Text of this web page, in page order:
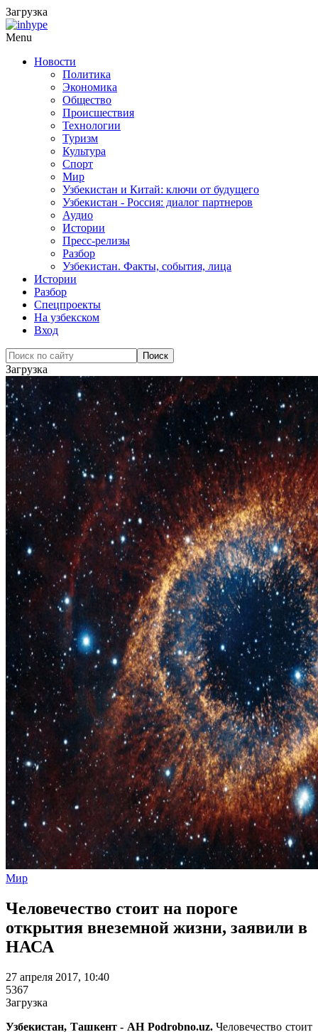
Загрузка
Menu
Новости
Политика
Экономика
Общество
Происшествия
Технологии
Туризм
Культура
Спорт
Мир
Узбекистан и Китай: ключи от будущего
Узбекистан - Россия: диалог партнеров
Аудио
Истории
Пресс-релизы
Разбор
Узбекистан. Факты, события, лица
Истории
Разбор
Спецпроекты
На узбекском
Вход
Загрузка
Мир
Человечество стоит на пороге
открытия внеземной жизни, заявили в
НАСА
27 апреля 2017, 10:40
5367
Загрузка
Узбекистан, Ташкент - АН Podrobno.uz.Человечество стоит